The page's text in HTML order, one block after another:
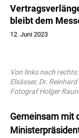
bleibt dem
12. Juni 2023
Von links nach
Elsässer, Dr.
Fotograf Holger
Gemeinsam mit